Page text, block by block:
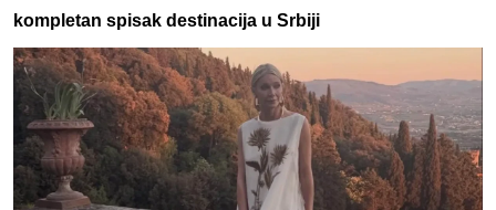
kompletan spisak destinacija u Srbiji